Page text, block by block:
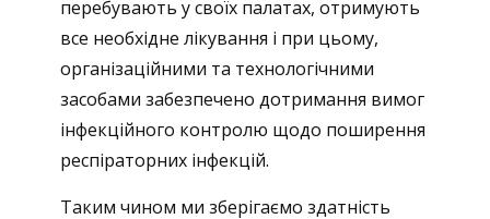
перебувають у своїх палатах, отримують
все необхідне лікування і при цьому,
організаційними та технологічними
засобами забезпечено дотримання вимог
інфекційного контролю щодо поширення
респіраторних інфекцій.
Таким чином ми зберігаємо здатність